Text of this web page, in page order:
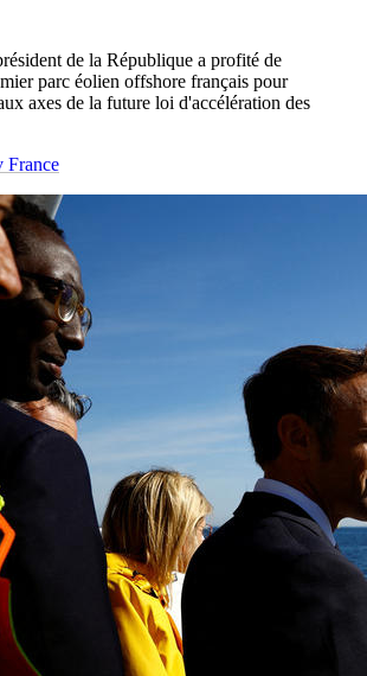
de la République a profité de
parc éolien offshore français pour
axes de la future loi d'accélération des
France